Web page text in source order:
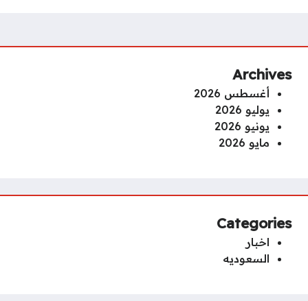
Archives
أغسطس 2026
يوليو 2026
يونيو 2026
مايو 2026
Categories
اخبار
السعوديه